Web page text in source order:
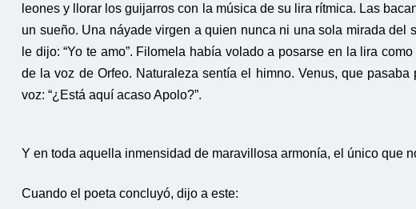
leones y llorar los guijarros con la música de su lira rítmica. Las
un sueño. Una náyade virgen a quien nunca ni una sola mirada del
le dijo: “Yo te amo”. Filomela había volado a posarse en la lira
de la voz de Orfeo. Naturaleza sentía el himno. Venus, que
voz: “¿Está aquí acaso Apolo?”.
Y en toda aquella inmensidad de maravillosa armonía, el único que
Cuando el poeta concluyó, dijo a este: